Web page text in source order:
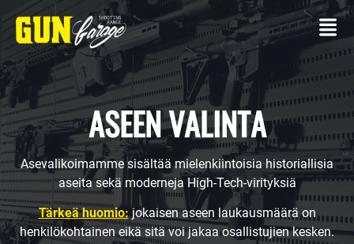
ASEEN VALINTA
Asevalikoimamme sisältää mielenkiintoisia historiallisia
aseita sekä moderneja High-Tech-virityksiä
Tärkeä huomio:jokaisen aseen laukausmäärä on
henkilökohtainen eikä sitä voi jakaa osallistujien kesken.
OTTAA
YHTEYTTÄ
AMPUMARATA